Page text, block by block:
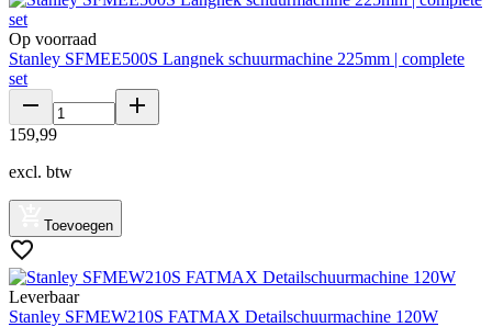
Op voorraad
Stanley SFMEE500S Langnek schuurmachine 225mm | complete
set
159,99
excl. btw
Toevoegen
Leverbaar
Stanley SFMEW210S FATMAX Detailschuurmachine 120W